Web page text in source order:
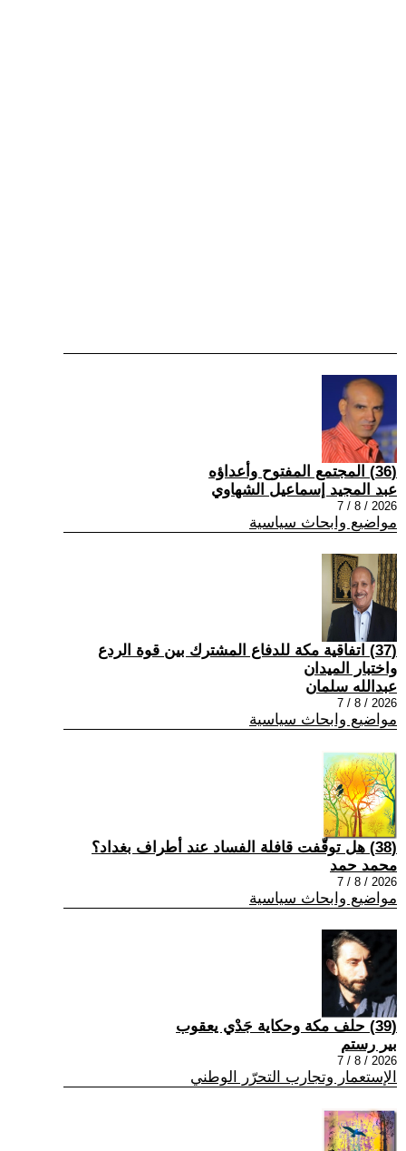
(36) المجتمع المفتوح وأعداؤه
عبد المجيد إسماعيل الشهاوي
2026 / 8 / 7
مواضيع وابحاث سياسية
(37) اتفاقية مكة للدفاع المشترك بين قوة الردع
واختبار الميدان
عبدالله سلمان
2026 / 8 / 7
مواضيع وابحاث سياسية
(38) هل توقّفت قافلة الفساد عند أطراف بغداد؟
محمد حمد
2026 / 8 / 7
مواضيع وابحاث سياسية
(39) حلف مكة وحكاية جَدْي يعقوب
بير رستم
2026 / 8 / 7
الإستعمار وتجارب التحرّر الوطني